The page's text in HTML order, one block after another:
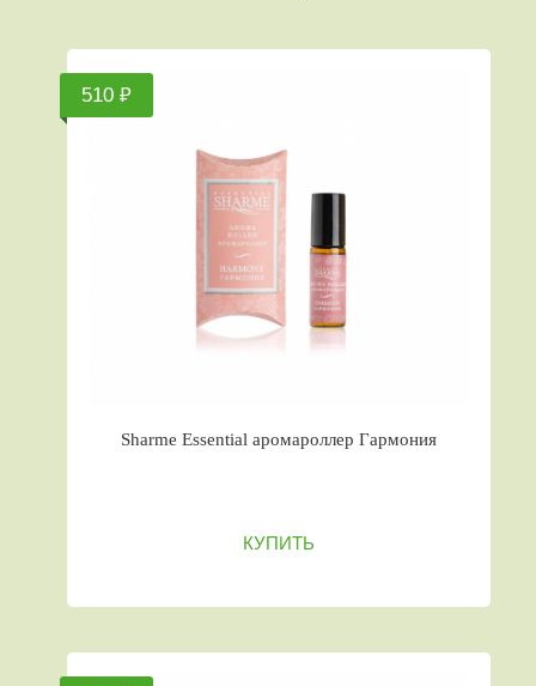
510 ₽
Sharme Essential аромароллер Гармония
КУПИТЬ